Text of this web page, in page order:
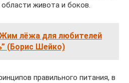
живота и боков.
лёжа для любителей
(Борис Шейко)
правильного питания, в